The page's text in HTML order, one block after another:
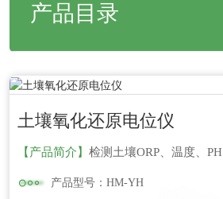
产品目录
土壤氧化还原电位仪
【产品简介】 检测土壤ORP、温度、PH
产品型号：HM-YH